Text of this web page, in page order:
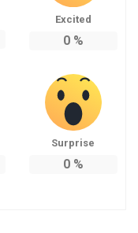
Excited
0%
Surprise
0%